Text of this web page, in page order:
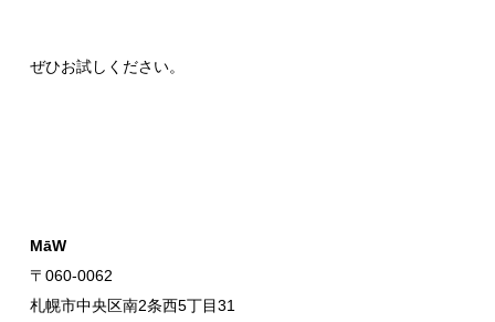
ぜひお試しください。
MāW
〒060-0062
札幌市中央区南2条西5丁目31